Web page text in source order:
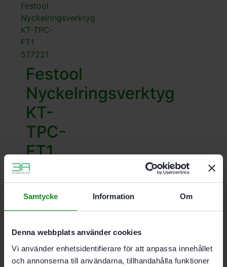
Samtycke Information Om
Denna webbplats använder cookies
Vi använder enhetsidentifierare för att anpassa innehållet
och annonserna till användarna, tillhandahålla funktioner
Festool
Nyckelringsverktyg
KT-
TPC-
FT1